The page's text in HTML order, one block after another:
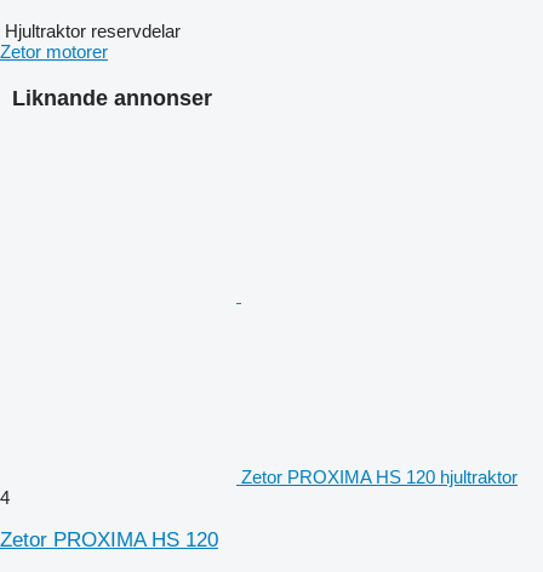
Liknande annonser
Zetor PROXIMA HS 120 hjultraktor
4
Zetor PROXIMA HS 120
Hjultraktor reservdelar
Zetor motorer